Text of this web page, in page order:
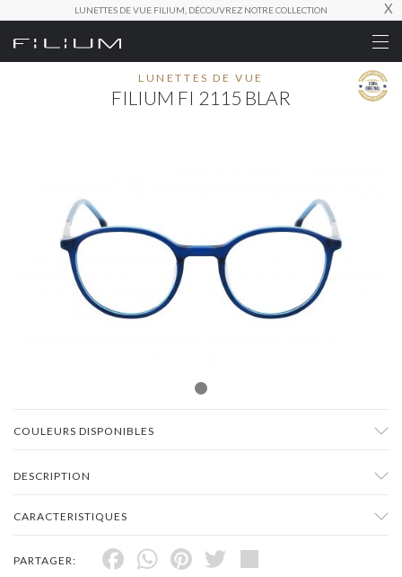
LUNETTES DE VUE FILIUM, DÉCOUVREZ NOTRE COLLECTION X
LUNETTES DE VUE
FILIUM FI 2115 BLAR
COULEURS DISPONIBLES
DESCRIPTION
CARACTERISTIQUES
PARTAGER: Facebook
WhatsApp
Pinterest
Twitter